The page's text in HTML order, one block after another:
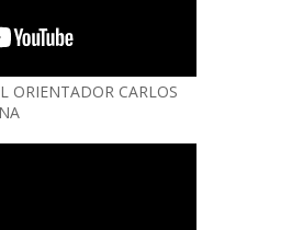
ORIENTADOR CARLOS